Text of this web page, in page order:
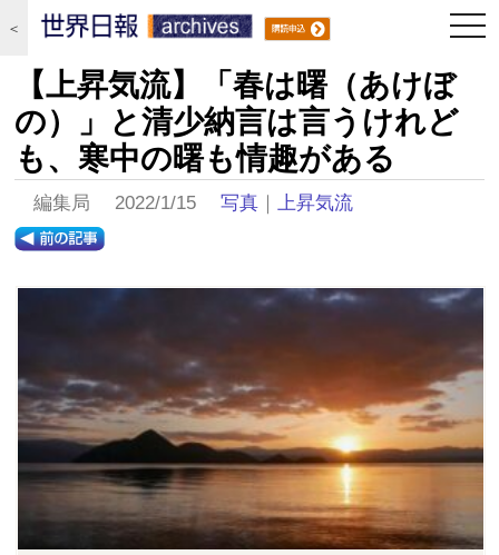
＜
【上昇気流】「春は曙（あけぼ
の）」と清少納言は言うけれど
も、寒中の曙も情趣がある
編集局 2022/1/15写真 ｜上昇気流